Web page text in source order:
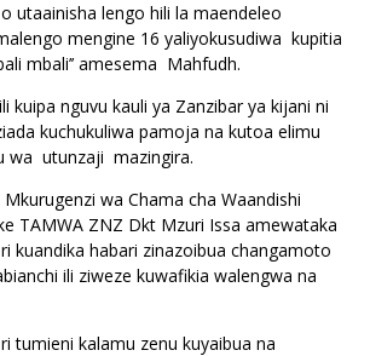
utaainisha lengo hili la maendeleo
mengine 16 yaliyokusudiwa kupitia
mbali’’ amesema Mahfudh.
kuipa nguvu kauli ya Zanzibar ya kijani ni
kuchukuliwa pamoja na kutoa elimu
wa utunzaji mazingira.
wa Chama cha Waandishi
TAMWA ZNZ Dkt Mzuri Issa amewataka
kuandika habari zinazoibua changamoto
ili ziweze kuwafikia walengwa na
tumieni kalamu zenu kuyaibua na